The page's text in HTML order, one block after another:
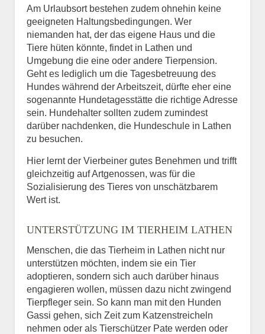
Am Urlaubsort bestehen zudem ohnehin keine
geeigneten Haltungsbedingungen. Wer
niemanden hat, der das eigene Haus und die
Tiere hüten könnte, findet in Lathen und
Umgebung die eine oder andere Tierpension.
Geht es lediglich um die Tagesbetreuung des
Hundes während der Arbeitszeit, dürfte eher eine
sogenannte Hundetagesstätte die richtige Adresse
sein. Hundehalter sollten zudem zumindest
darüber nachdenken, die Hundeschule in Lathen
zu besuchen.
Hier lernt der Vierbeiner gutes Benehmen und trifft
gleichzeitig auf Artgenossen, was für die
Sozialisierung des Tieres von unschätzbarem
Wert ist.
UNTERSTÜTZUNG IM TIERHEIM LATHEN
Menschen, die das Tierheim in Lathen nicht nur
unterstützen möchten, indem sie ein Tier
adoptieren, sondern sich auch darüber hinaus
engagieren wollen, müssen dazu nicht zwingend
Tierpfleger sein. So kann man mit den Hunden
Gassi gehen, sich Zeit zum Katzenstreicheln
nehmen oder als Tierschützer Pate werden oder